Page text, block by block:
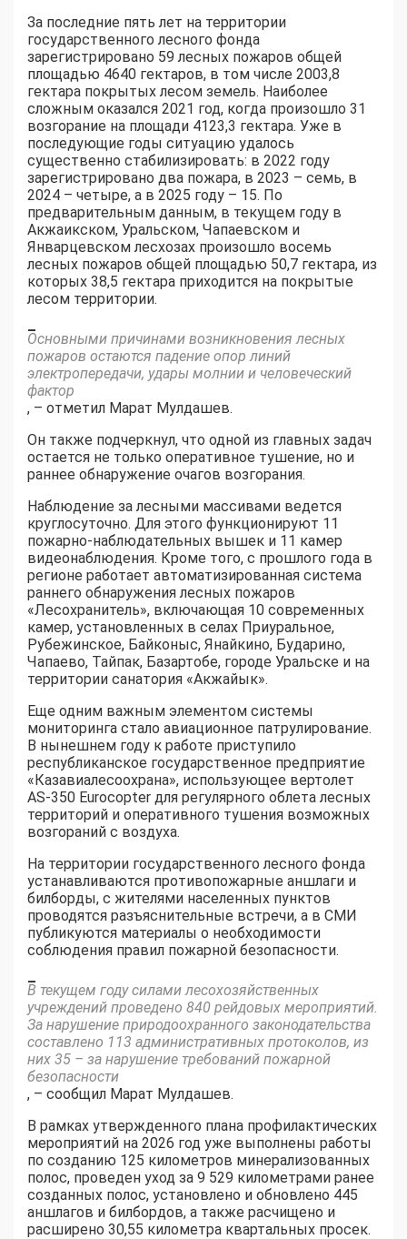
За последние пять лет на территории
государственного лесного фонда
зарегистрировано 59 лесных пожаров общей
площадью 4640 гектаров, в том числе 2003,8
гектара покрытых лесом земель. Наиболее
сложным оказался 2021 год, когда произошло 31
возгорание на площади 4123,3 гектара. Уже в
последующие годы ситуацию удалось
существенно стабилизировать: в 2022 году
зарегистрировано два пожара, в 2023 – семь, в
2024 – четыре, а в 2025 году – 15. По
предварительным данным, в текущем году в
Акжаикском, Уральском, Чапаевском и
Январцевском лесхозах произошло восемь
лесных пожаров общей площадью 50,7 гектара, из
которых 38,5 гектара приходится на покрытые
лесом территории.
–
Основными причинами возникновения лесных
пожаров остаются падение опор линий
электропередачи, удары молнии и человеческий
фактор
, – отметил Марат Мулдашев.
Он также подчеркнул, что одной из главных задач
остается не только оперативное тушение, но и
раннее обнаружение очагов возгорания.
Наблюдение за лесными массивами ведется
круглосуточно. Для этого функционируют 11
пожарно-наблюдательных вышек и 11 камер
видеонаблюдения. Кроме того, с прошлого года в
регионе работает автоматизированная система
раннего обнаружения лесных пожаров
«Лесохранитель», включающая 10 современных
камер, установленных в селах Приуральное,
Рубежинское, Байконыс, Янайкино, Бударино,
Чапаево, Тайпак, Базартобе, городе Уральске и на
территории санатория «Акжайык».
Еще одним важным элементом системы
мониторинга стало авиационное патрулирование.
В нынешнем году к работе приступило
республиканское государственное предприятие
«Казавиалесоохрана», использующее вертолет
AS-350 Eurocopter для регулярного облета лесных
территорий и оперативного тушения возможных
возгораний с воздуха.
На территории государственного лесного фонда
устанавливаются противопожарные аншлаги и
билборды, с жителями населенных пунктов
проводятся разъяснительные встречи, а в СМИ
публикуются материалы о необходимости
соблюдения правил пожарной безопасности.
–
В текущем году силами лесохозяйственных
учреждений проведено 840 рейдовых мероприятий.
За нарушение природоохранного законодательства
составлено 113 административных протоколов, из
них 35 – за нарушение требований пожарной
безопасности
, – сообщил Марат Мулдашев.
В рамках утвержденного плана профилактических
мероприятий на 2026 год уже выполнены работы
по созданию 125 километров минерализованных
полос, проведен уход за 9 529 километрами ранее
созданных полос, установлено и обновлено 445
аншлагов и билбордов, а также расчищено и
расширено 30,55 километра квартальных просек.